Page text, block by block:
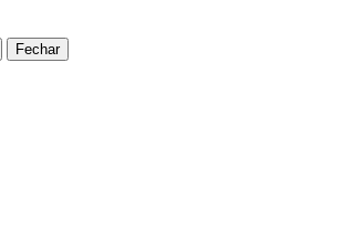
Fechar